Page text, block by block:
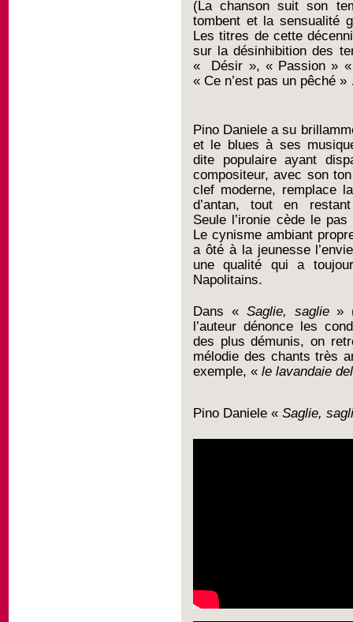
(La chanson suit son
tombent et la sensualité
Les titres de cette
sur la désinhibition des
« Désir », « Passion » «
« Ce n’est pas un pêché
Pino Daniele a su
et le blues à ses
dite populaire ayant
compositeur, avec son
clef moderne, remplace
d’antan, tout en
Seule l’ironie cède le
Le cynisme ambiant
a ôté à la jeunesse
une qualité qui a
Napolitains.
Dans « Saglie, saglie»
l’auteur dénonce les
des plus démunis, on
mélodie des chants très
exemple, « le lavandaie
Pino Daniele « Saglie,